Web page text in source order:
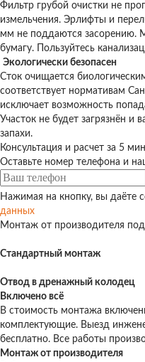
Фильтр грубой очистки не
измельчения. Эрлифты и
мм не поддаются засорению.
бумагу. Пользуйтесь
Экологически безопасен
Сток очищается
соответствует нормативам
исключает возможность
Участок не будет загрязнён и
запахи.
Консультация и расчет за 5
Оставьте номер телефона и
Нажимая на кнопку, вы даёте
данных
Монтаж от производителя
Стандартный монтаж
Отвод в дренажный колодец
Включено всё
В стоимость монтажа
комплектующие. Выезд
бесплатно. Все работы
Монтаж от производителя